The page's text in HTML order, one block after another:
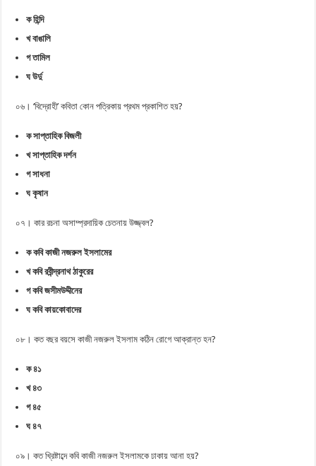
ক হিন্দি
খ বাঙালি
গ তামিল
ঘ উর্দু
০৬। ‘বিদ্রোহী’ কবিতা কোন পত্রিকায় প্রথম প্রকাশিত হয়?
ক সাপ্তাহিক বিজলী
খ সাপ্তাহিক দর্শন
গ সাধনা
ঘ কৃষান
০৭। কার রচনা অসাম্প্রদায়িক চেতনায় উজ্জ্বল?
ক কবি কাজী নজরুল ইসলামের
খ কবি রবীন্দ্রনাথ ঠাকুরের
গ কবি জসীমউদ্দীনের
ঘ কবি কায়কোবাদের
০৮। কত বছর বয়সে কাজী নজরুল ইসলাম কঠিন রোগে আক্রান্ত হন?
ক ৪১
খ ৪৩
গ ৪৫
ঘ ৪৭
০৯। কত খ্রিষ্টাব্দে কবি কাজী নজরুল ইসলামকে ঢাকায় আনা হয়?